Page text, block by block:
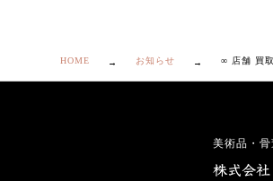
HOME お知らせ ∞ 店舗 買
美術品・